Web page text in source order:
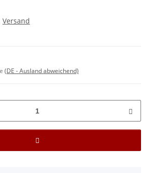
Versand
(DE - Ausland abweichend)